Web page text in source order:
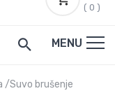
( 0 )
MENU
Suvo brušenje